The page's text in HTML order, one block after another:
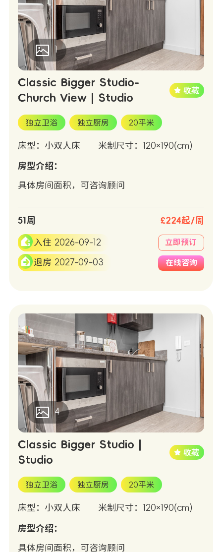
1
Classic Bigger Studio-
Church View | Studio
独立卫浴 独立厨房 20平米
床型：小双人床 米制尺寸：120×190(cm)
房型介绍：
具体房间面积，可咨询顾问
51周 £224起/周
入住 2026-09-12
退房 2027-09-03
立即预订
在线咨询
4
Classic Bigger Studio |
Studio
独立卫浴 独立厨房 20平米
床型：小双人床 米制尺寸：120×190(cm)
房型介绍：
具体房间面积，可咨询顾问